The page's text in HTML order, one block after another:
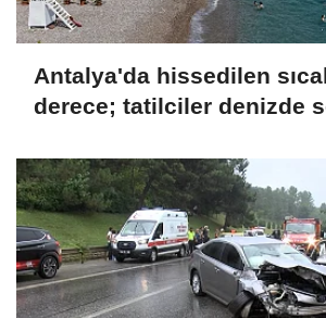
Antalya'da hissedilen
derece; tatilciler denizde